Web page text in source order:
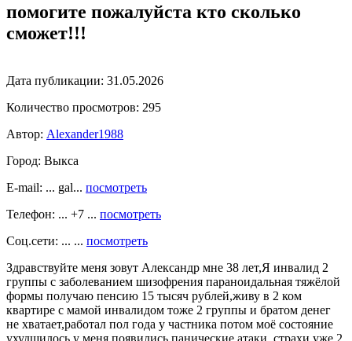
помогите пожалуйста кто сколько
сможет!!!
Дата публикации: 31.05.2026
Количество просмотров: 295
Автор: Alexander1988
Город: Выкса
E-mail: ... gal... посмотреть
Телефон: ... +7 ... посмотреть
Соц.сети: ... ... посмотреть
Здравствуйте меня зовут Александр мне 38 лет,Я инвалид 2
группы с заболеванием шизофрения параноидальная тяжёлой
формы получаю пенсию 15 тысяч рублей,живу в 2 ком
квартире с мамой инвалидом тоже 2 группы и братом денег
не хватает,работал пол года у частника потом моё состояние
ухудшилось,у меня появились панические атаки, страхи уже 2